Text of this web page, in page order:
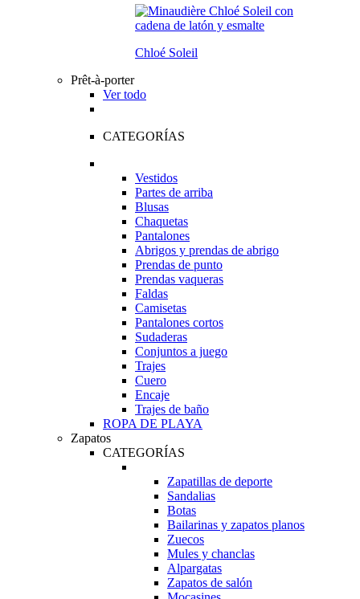
Chloé Soleil
Prêt-à-porter
Ver todo
CATEGORÍAS
Vestidos
Partes de arriba
Blusas
Chaquetas
Pantalones
Abrigos y prendas de abrigo
Prendas de punto
Prendas vaqueras
Faldas
Camisetas
Pantalones cortos
Sudaderas
Conjuntos a juego
Trajes
Cuero
Encaje
Trajes de baño
ROPA DE PLAYA
Zapatos
CATEGORÍAS
Zapatillas de deporte
Sandalias
Botas
Bailarinas y zapatos planos
Zuecos
Mules y chanclas
Alpargatas
Zapatos de salón